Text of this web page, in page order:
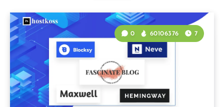
0 60106376 7